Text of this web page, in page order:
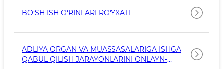
BO‘SH ISH O‘RINLARI RO‘YXATI
ADLIYA ORGAN VA MUASSASALARIGA ISHGA
QABUL QILISH JARAYONLARINI ONLAYN-